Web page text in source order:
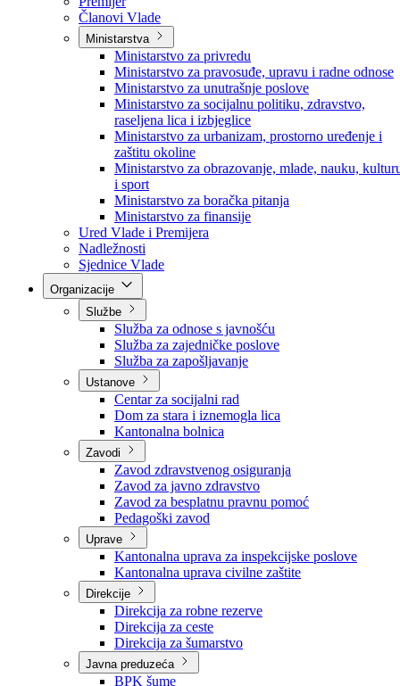
Vlada
Vlada BPK Goražde
Premijer
Članovi Vlade
Ministarstva
Ministarstvo za privredu
Ministarstvo za pravosuđe, upravu i radne odnose
Ministarstvo za unutrašnje poslove
Ministarstvo za socijalnu politiku, zdravstvo,
raseljena lica i izbjeglice
Ministarstvo za urbanizam, prostorno uređenje i
zaštitu okoline
Ministarstvo za obrazovanje, mlade, nauku,
i sport
Ministarstvo za boračka pitanja
Ministarstvo za finansije
Ured Vlade i Premijera
Nadležnosti
Sjednice Vlade
Službe
Služba za odnose s javnošću
Služba za zajedničke poslove
Služba za zapošljavanje
Ustanove
Centar za socijalni rad
Dom za stara i iznemogla lica
Kantonalna bolnica
Zavodi
Zavod zdravstvenog osiguranja
Zavod za javno zdravstvo
Zavod za besplatnu pravnu pomoć
Pedagoški zavod
Uprave
Kantonalna uprava za inspekcijske poslove
Kantonalna uprava civilne zaštite
Direkcije
Direkcija za robne rezerve
Direkcija za ceste